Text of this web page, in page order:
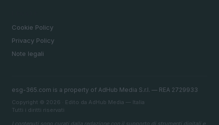
Cookie Policy
Privacy Policy
Note legali
esg-365.com is a property of AdHub Media S.r.l. — REA 2729933
Copyright © 2026 · Edito da AdHub Media — Italia
Tutti i diritti riservati
I contenuti sono curati dalla redazione con il supporto di strumenti digitali e